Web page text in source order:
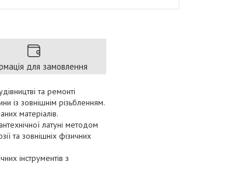
для замовлення
та ремонті
із зовнішнім різьбленням.
матеріалів.
латуні методом
та зовнішніх фізичних
інструментів з